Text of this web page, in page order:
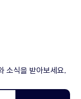
소식을 받아보세요.